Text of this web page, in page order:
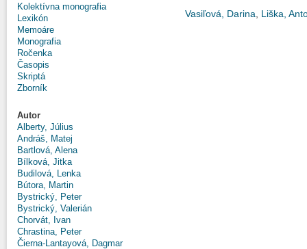
Kolektívna monografia
Lexikón
Memoáre
Monografia
Ročenka
Časopis
Skriptá
Zborník
Autor
Alberty, Július
Andráš, Matej
Bartlová, Alena
Bílková, Jitka
Budilová, Lenka
Bútora, Martin
Bystrický, Peter
Bystrický, Valerián
Chorvát, Ivan
Chrastina, Peter
Čierna-Lantayová, Dagmar
Vasiľová, Darina Liška,